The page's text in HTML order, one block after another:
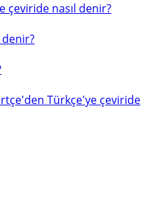
çeviride nasıl denir?
Türkçe'ye çeviride